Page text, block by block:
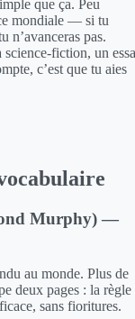
que ça. Peu
mondiale — si tu
n’avanceras pas.
science-fiction, un
c’est que tu aies
Murphy) —
au monde. Plus de
deux pages : la règle
sans fioritures.